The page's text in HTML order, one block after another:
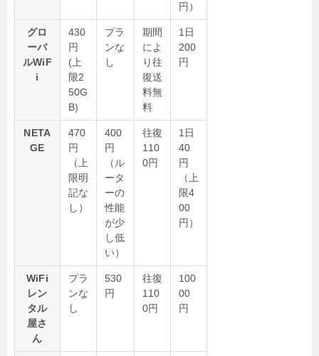
円）
グロ
ーバ
ルWiF
i
430
円
(上
限2
50G
B)
プラ
ンな
し
期間
によ
り往
復送
料無
料
1日
200
円
NETA
GE
470
円
（上
限明
記な
し）
400
円
（ル
ータ
ーの
性能
が少
し低
い）
往復
110
0円
1日
40
円
（上
限4
00
円）
WiFi
レン
タル
屋さ
ん
プラ
ンな
し
530
円
往復
110
0円
100
00
円